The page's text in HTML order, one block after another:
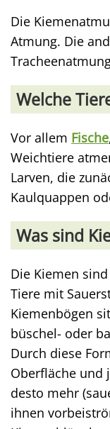
Die
Atmung. Die
Welche
Vor allem Fische
Weichtiere
Larven, die
Kaulquappen
Was sind
Die Kiemen
Tiere mit
Kiemenbögen
büschel- oder
Durch diese
Oberfläche und
desto mehr
ihnen